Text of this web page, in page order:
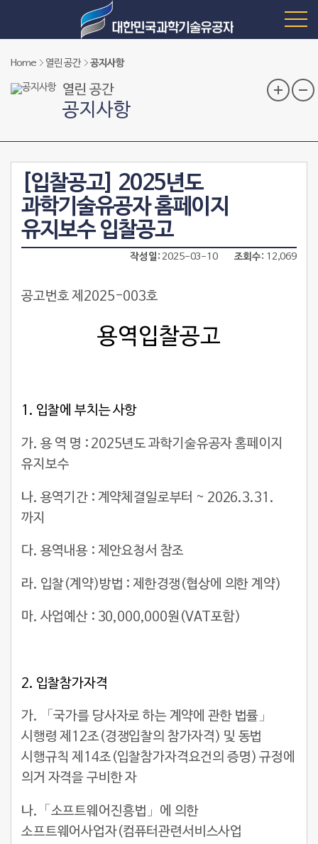
Home 열린 공간 공지사항
열린 공간
공지사항
[입찰공고] 2025년도
과학기술유공자 홈페이지
유지보수 입찰공고
작성일 2025-03-10 조회수 12,069
공고번호 제2025-003호
용역입찰공고
1. 입찰에 부치는 사항
가. 용 역 명 : 2025년도 과학기술유공자 홈페이지
유지보수
나. 용역기간 : 계약체결일로부터 ~ 2026.3.31.
까지
다. 용역내용 : 제안요청서 참조
라. 입찰(계약)방법 : 제한경쟁(협상에 의한 계약)
마. 사업예산 : 30,000,000원(VAT포함)
2. 입찰참가자격
가. 「국가를 당사자로 하는 계약에 관한 법률」
시행령 제12조(경쟁입찰의 참가자격) 및 동법
시행규칙 제14조(입찰참가자격요건의 증명) 규정에
의거 자격을 구비한 자
나.「소프트웨어진흥법」에 의한
소프트웨어사업자(컴퓨터관련서비스사업